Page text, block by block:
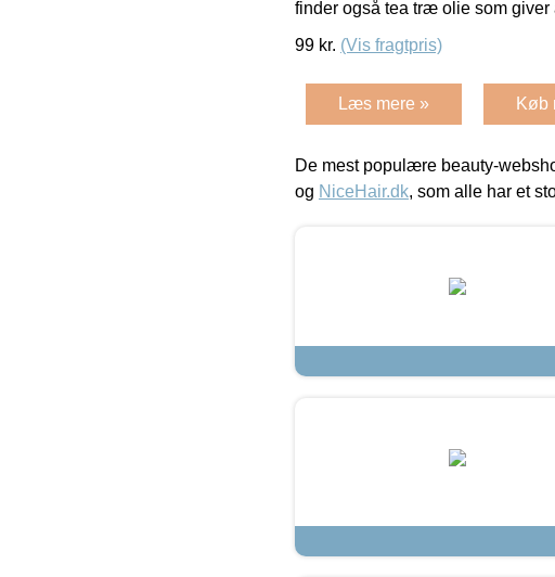
finder også tea træ olie som giver
99 kr. (Vis fragtpris)
Læs mere » Køb
De mest populære beauty-
og NiceHair.dk, som alle har et